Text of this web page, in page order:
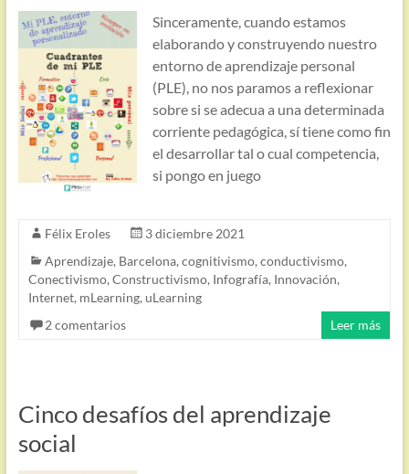
Sinceramente, cuando estamos
elaborando y construyendo nuestro
entorno de aprendizaje personal
(PLE), no nos paramos a reflexionar
sobre si se adecua a una determinada
corriente pedagógica, sí tiene como fin
el desarrollar tal o cual competencia,
si pongo en juego
Félix Eroles
3 diciembre 2021
Aprendizaje, Barcelona, cognitivismo, conductivismo,
Conectivismo, Constructivismo, Infografía, Innovación,
Internet, mLearning, uLearning
2 comentarios
Leer más
Cinco desafíos del aprendizaje
social